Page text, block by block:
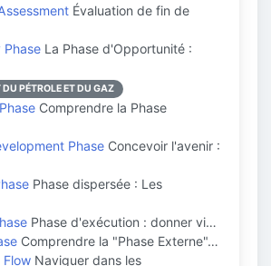
Évaluation de fin de
La Phase d'Opportunité :
PÉTROLE ET DU GAZ
Comprendre la Phase
Phase Concevoir l'avenir :
Phase dispersée : Les
Phase d'exécution : donner vi…
Comprendre la "Phase Externe"…
Flow Naviguer dans les